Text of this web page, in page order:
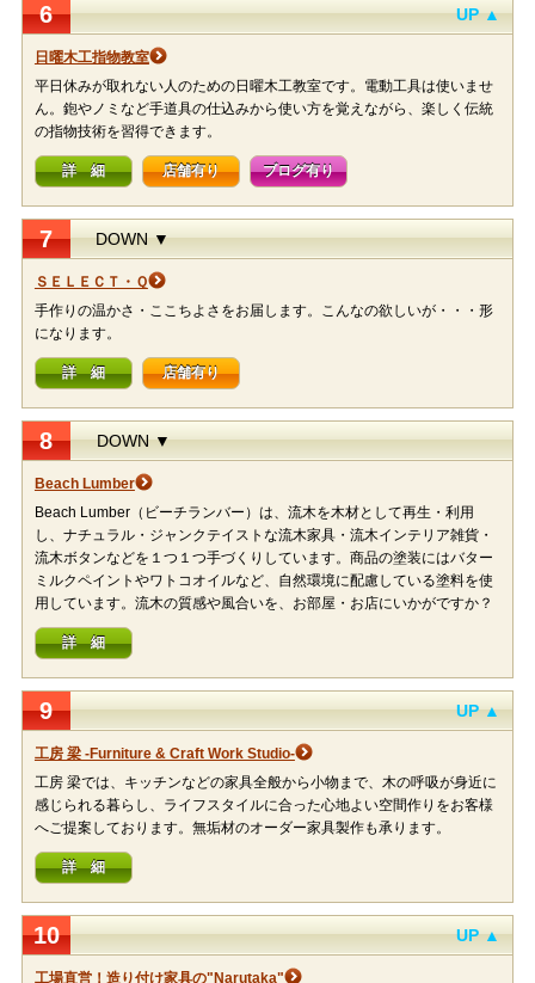
6 UP ▲
日曜木工指物教室
平日休みが取れない人のための日曜木工教室です。電動工具は使いませ
ん。鉋やノミなど手道具の仕込みから使い方を覚えながら、楽しく伝統
の指物技術を習得できます。
詳 細 店舗有り ブログ有り
7 DOWN ▼
ＳＥＬＥＣＴ・Ｑ
手作りの温かさ・ここちよさをお届します。こんなの欲しいが・・・形
になります。
詳 細 店舗有り
8 DOWN ▼
Beach Lumber
Beach Lumber（ビーチランバー）は、流木を木材として再生・利用
し、ナチュラル・ジャンクテイストな流木家具・流木インテリア雑貨・
流木ボタンなどを１つ１つ手づくりしています。商品の塗装にはバター
ミルクペイントやワトコオイルなど、自然環境に配慮している塗料を使
用しています。流木の質感や風合いを、お部屋・お店にいかがですか？
詳 細
9 UP ▲
工房 梁 -Furniture & Craft Work Studio-
工房 梁では、キッチンなどの家具全般から小物まで、木の呼吸が身近に
感じられる暮らし、ライフスタイルに合った心地よい空間作りをお客様
へご提案しております。無垢材のオーダー家具製作も承ります。
詳 細
10 UP ▲
工場直営！造り付け家具の"Narutaka"